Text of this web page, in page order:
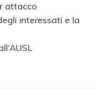
attacco
interessati e la